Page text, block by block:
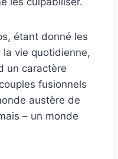
étant donné les
vie quotidienne,
un caractère
fusionnels
austère de
– un monde